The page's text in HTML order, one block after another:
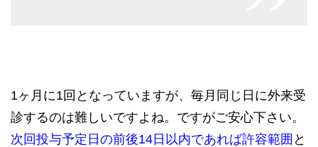
1ヶ月に1回となっていますが、毎月同じ日に外来受
診するのは難しいですよね。ですがご安心下さい。
次回投与予定日の前後14日以内であれば許容範囲 と